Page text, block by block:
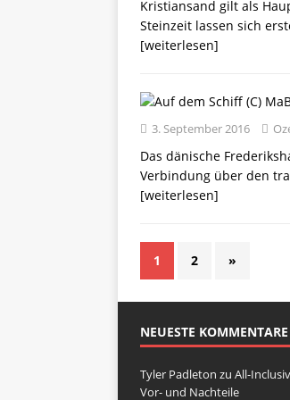
Kristiansand gilt als
Steinzeit lassen sich
[weiterlesen]
3. September 2016
Das dänische
Verbindung über den
[weiterlesen]
1 2 »
NEUESTE KOMMENTARE
Tyler Padleton zu All-
Vor- und Nachteile